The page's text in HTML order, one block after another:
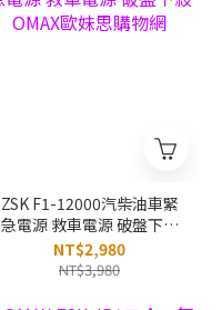
ZSK F1-12000汽柴油車緊
急電源 救車電源 破盤下殺
OMAX歐妹思購物網
NT$2,980
NT$3,980